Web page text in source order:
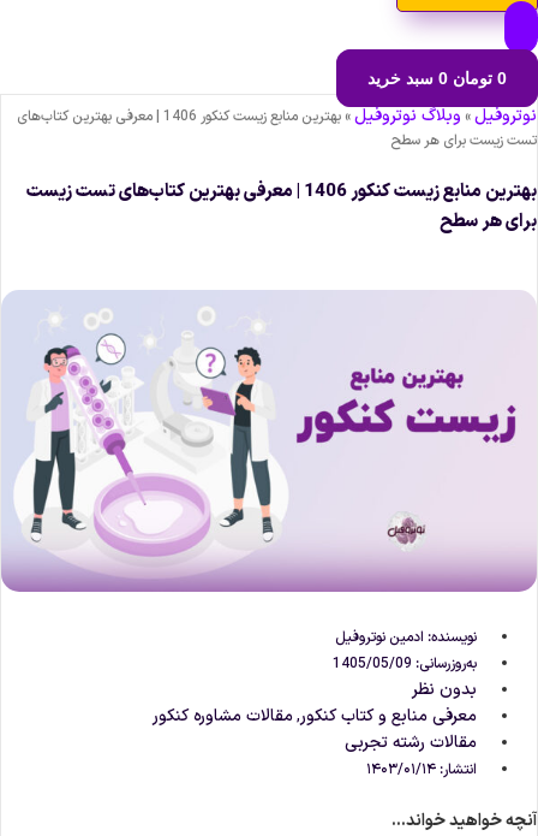
0 تومان 0 سبد خرید
»وبلاگ نوتروفیل»
بهترین منابع زیست کنکور 1406 | معرفی بهترین کتاب‌های
زیست برای هر سطح
بهترین منابع زیست کنکور 1406 | معرفی بهترین کتاب‌های تست زیست
هر سطح
نویسنده:ادمین نوتروفیل
به‌روزرسانی: 1405/05/09
بدون نظر
معرفی منابع و کتاب کنکور,مقالات مشاوره‌ کنکور
مقالات رشته تجربی
انتشار:۱۴۰۳/۰۱/۱۴
خواهید خواند...